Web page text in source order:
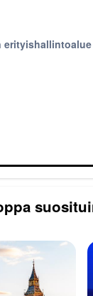
erityishallintoalue